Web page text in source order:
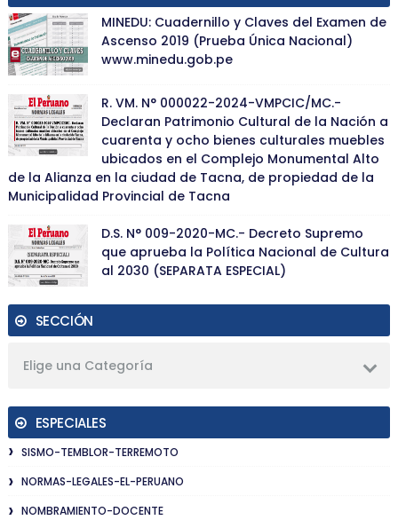
MINEDU: Cuadernillo y Claves del Examen de
Ascenso 2019 (Prueba Única Nacional)
www.minedu.gob.pe
R. VM. N° 000022-2024-VMPCIC/MC.-
Declaran Patrimonio Cultural de la Nación a
cuarenta y ocho bienes culturales muebles
ubicados en el Complejo Monumental Alto
de la Alianza en la ciudad de Tacna, de propiedad de la
Municipalidad Provincial de Tacna
D.S. N° 009-2020-MC.- Decreto Supremo
que aprueba la Política Nacional de Cultura
al 2030 (SEPARATA ESPECIAL)
SECCIÓN
Elige una Categoría
ESPECIALES
SISMO-TEMBLOR-TERREMOTO
NORMAS-LEGALES-EL-PERUANO
NOMBRAMIENTO-DOCENTE